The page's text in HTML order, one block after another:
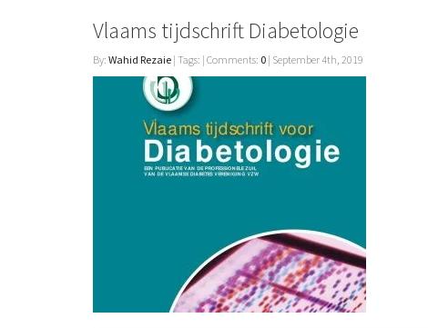
Vlaams tijdschrift Diabetologie
By: Wahid Rezaie | Tags: | Comments: 0 | September 4th, 2019